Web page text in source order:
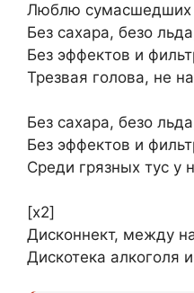
Люблю
Без сахара, безо
Без эффектов и
Трезвая голова, не
Без сахара, безо
Без эффектов и
Среди грязных тус у
[х2]
Дисконнект, между
Дискотека алкоголя